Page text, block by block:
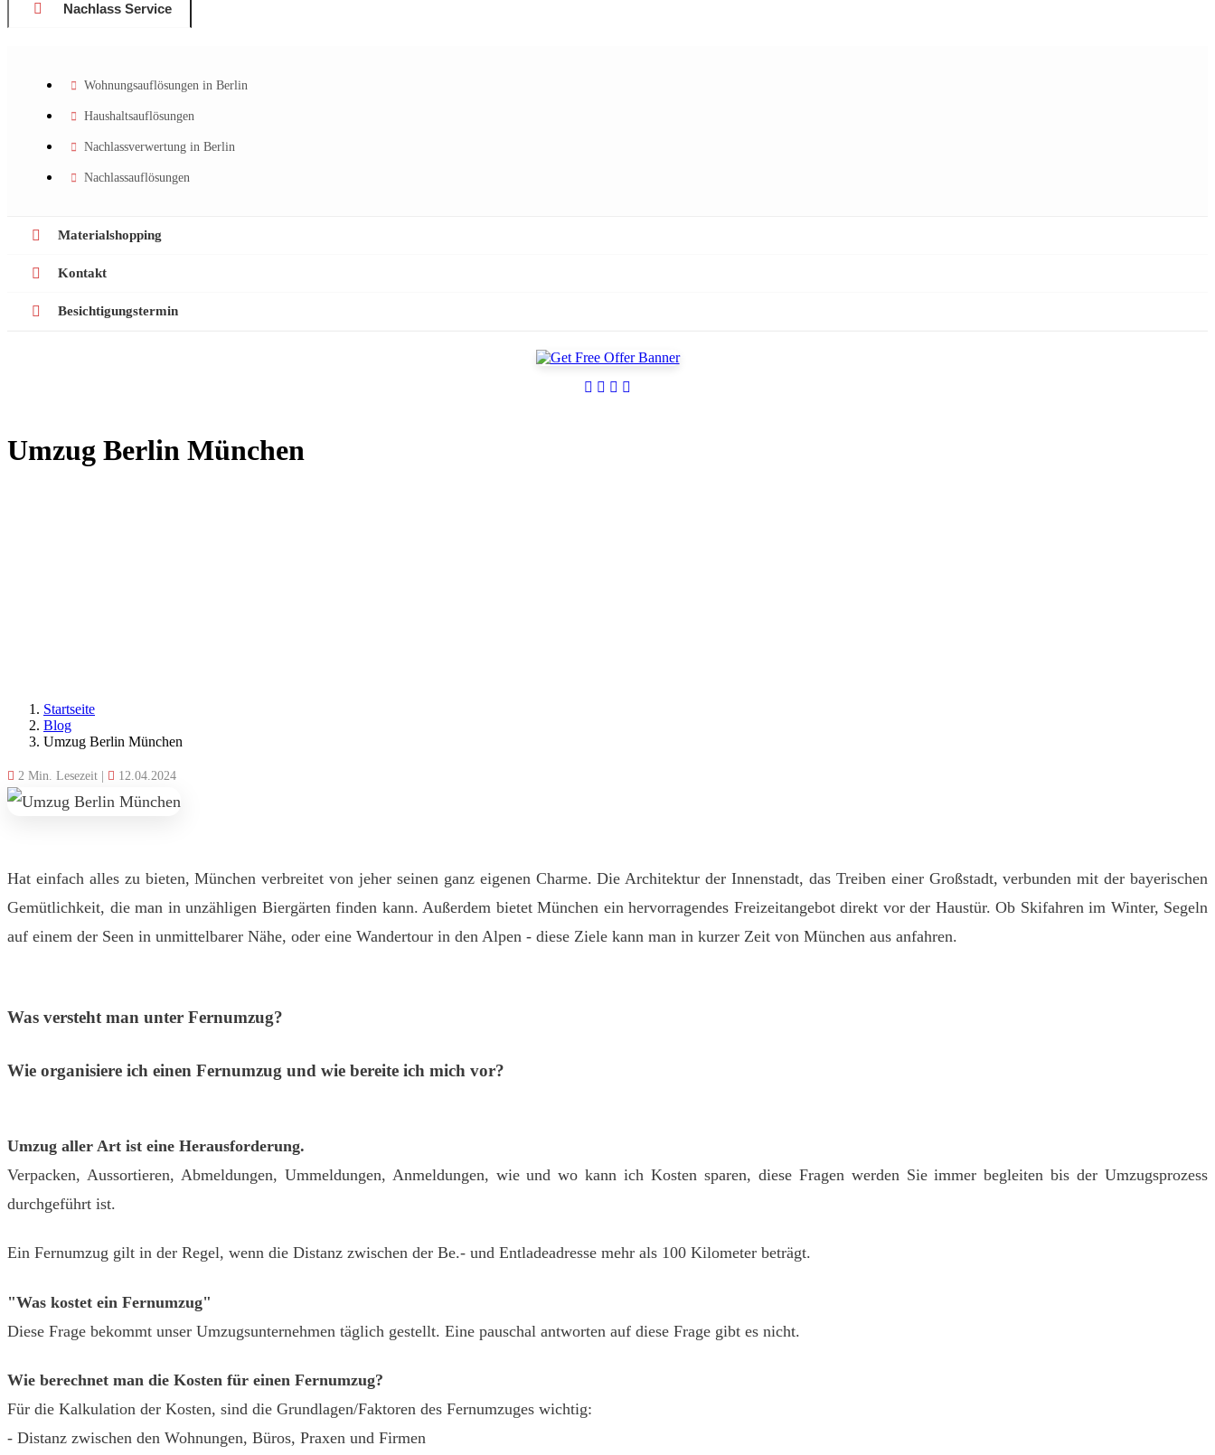
Nachlass Service
Wohnungsauflösungen in Berlin
Haushaltsauflösungen
Nachlassverwertung in Berlin
Nachlassauflösungen
Materialshopping
Kontakt
Besichtigungstermin
Umzug Berlin München
Startseite
Blog
Umzug Berlin München
2 Min. Lesezeit | 12.04.2024
Hat einfach alles zu bieten, München verbreitet von jeher seinen ganz eigenen Charme. Die Architektur der Innenstadt, das Treiben einer Großstadt, verbunden mit der bayerischen
Gemütlichkeit, die man in unzähligen Biergärten finden kann. Außerdem bietet München ein hervorragendes Freizeitangebot direkt vor der Haustür. Ob Skifahren im Winter, Segeln
auf einem der Seen in unmittelbarer Nähe, oder eine Wandertour in den Alpen - diese Ziele kann man in kurzer Zeit von München aus anfahren.
Was versteht man unter Fernumzug?
Wie organisiere ich einen Fernumzug und wie bereite ich mich vor?
Umzug aller Art ist eine Herausforderung.
Verpacken, Aussortieren, Abmeldungen, Ummeldungen, Anmeldungen, wie und wo kann ich Kosten sparen, diese Fragen werden Sie immer begleiten bis der Umzugsprozess
durchgeführt ist.
Ein Fernumzug gilt in der Regel, wenn die Distanz zwischen der Be.- und Entladeadresse mehr als 100 Kilometer beträgt.
"Was kostet ein Fernumzug"
Diese Frage bekommt unser Umzugsunternehmen täglich gestellt. Eine pauschal antworten auf diese Frage gibt es nicht.
Wie berechnet man die Kosten für einen Fernumzug?
Für die Kalkulation der Kosten, sind die Grundlagen/Faktoren des Fernumzuges wichtig:
- Distanz zwischen den Wohnungen, Büros, Praxen und Firmen